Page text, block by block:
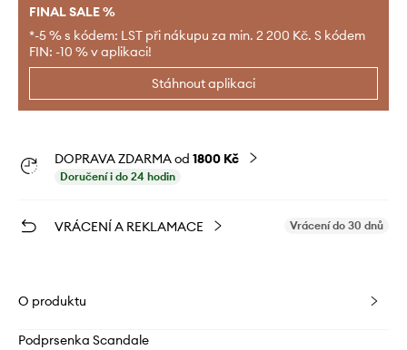
FINAL SALE %
*-5 % s kódem: LST při nákupu za min. 2 200 Kč. S kódem
FIN: -10 % v aplikaci!
Stáhnout aplikaci
DOPRAVA ZDARMA od 1800 Kč
Doručení i do 24 hodin
VRÁCENÍ A REKLAMACE Vrácení do 30 dnů
O produktu
Podprsenka Scandale